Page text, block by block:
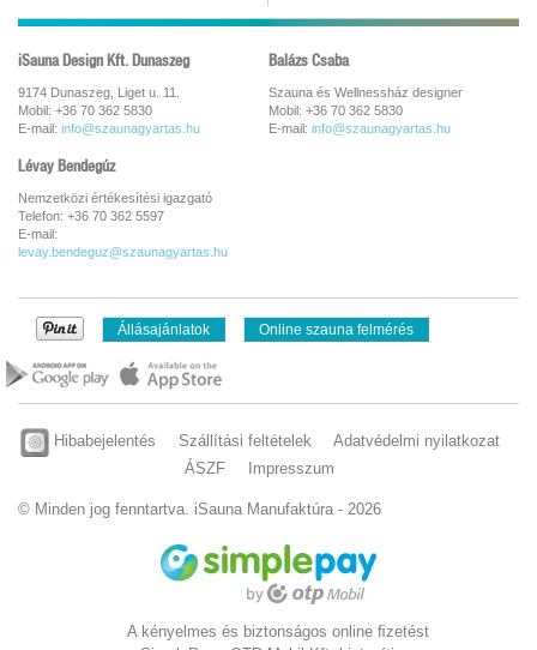
iSauna Design Kft. Dunaszeg
9174 Dunaszeg, Liget u. 11.
Mobil: +36 70 362 5830
E-mail: info@szaunagyartas.hu
Balázs Csaba
Szauna és Wellnessház designer
Mobil: +36 70 362 5830
E-mail: info@szaunagyartas.hu
Lévay Bendegúz
Nemzetközi értékesítési igazgató
Telefon: +36 70 362 5597
E-mail:
levay.bendeguz@szaunagyartas.hu
Állásajánlatok Online szauna felmérés
Hibabejelentés Szállítási feltételek
Adatvédelmi nyilatkozat
ÁSZF
Impresszum
© Minden jog fenntartva. iSauna Manufaktúra - 2026
A kényelmes és biztonságos online ﬁzetést